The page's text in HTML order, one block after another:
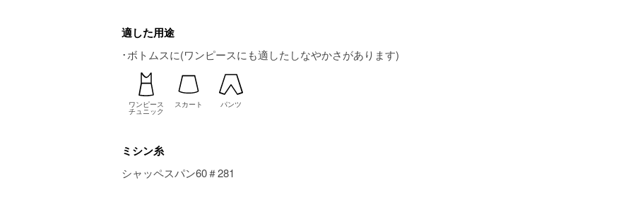
適した用途
･ボトムスに(ワンピースにも適したしなやかさがあります)
ワンピース
チュニック
スカート パンツ
ミシン糸
シャッペスパン60＃281